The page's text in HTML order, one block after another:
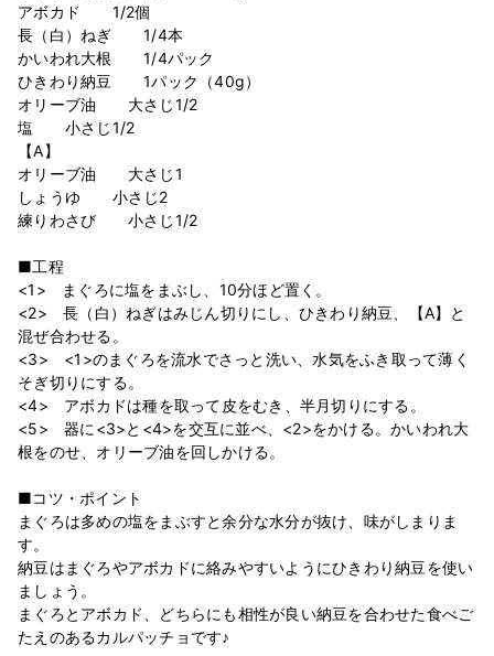
アボカド 1/2個
長（白）ねぎ 1/4本
かいわれ大根 1/4パック
ひきわり納豆 1パック（40g）
オリーブ油 大さじ1/2
塩 小さじ1/2
【A】
オリーブ油 大さじ1
しょうゆ 小さじ2
練りわさび 小さじ1/2
■工程
<1> まぐろに塩をまぶし、10分ほど置く。
<2> 長（白）ねぎはみじん切りにし、ひきわり納豆、【A】と
混ぜ合わせる。
<3> <1>のまぐろを流水でさっと洗い、水気をふき取って薄く
そぎ切りにする。
<4> アボカドは種を取って皮をむき、半月切りにする。
<5> 器に<3>と<4>を交互に並べ、<2>をかける。かいわれ大
根をのせ、オリーブ油を回しかける。
■コツ・ポイント
まぐろは多めの塩をまぶすと余分な水分が抜け、味がしまりま
す。
納豆はまぐろやアボカドに絡みやすいようにひきわり納豆を使い
ましょう。
まぐろとアボカド、どちらにも相性が良い納豆を合わせた食べご
たえのあるカルパッチョです♪